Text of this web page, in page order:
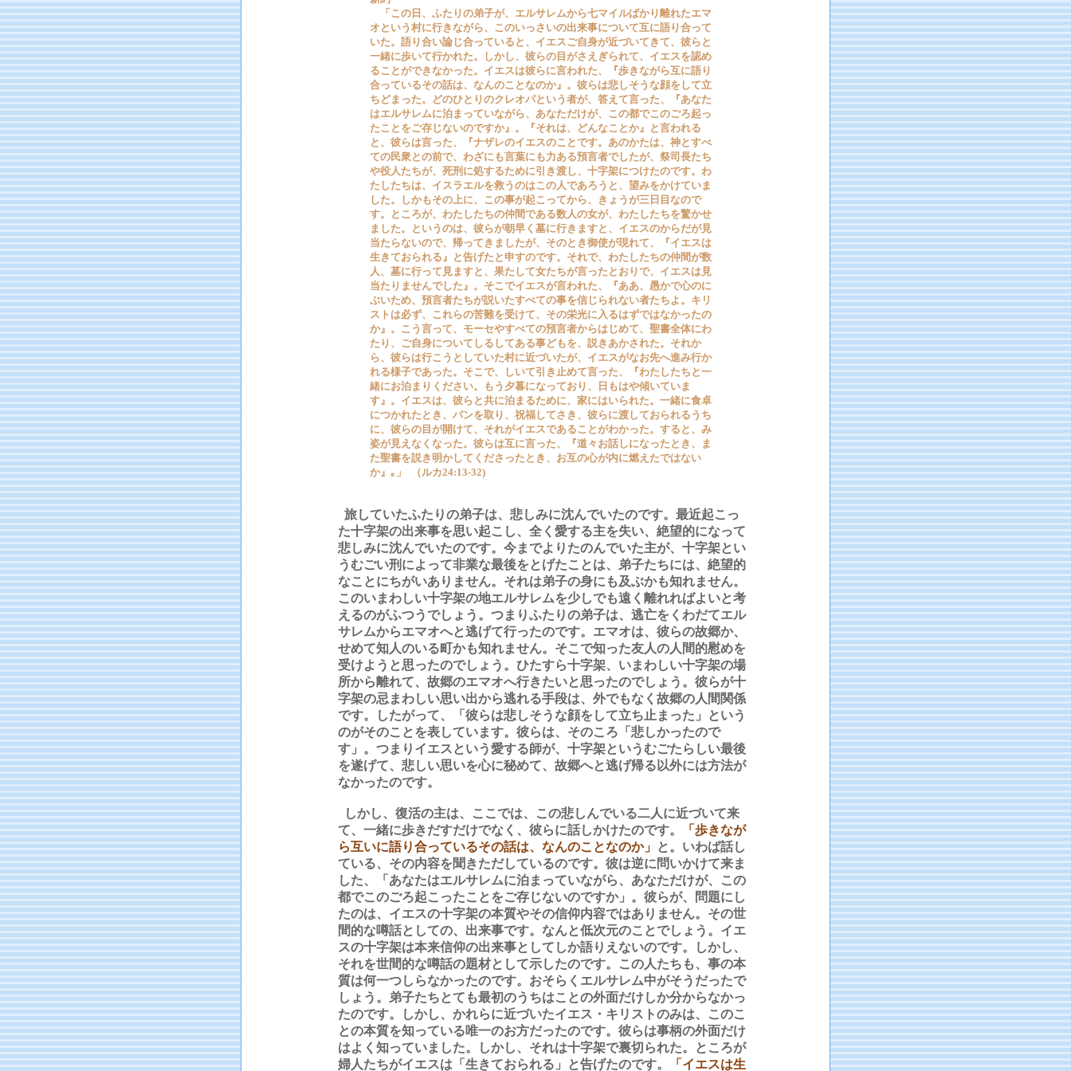
「この日、ふたりの弟子が、エルサレムから七マイルばかり離れたエマ
オという村に行きながら、このいっさいの出来事について互に語り合って
いた。語り合い論じ合っていると、イエスご自身が近づいてきて、彼らと
一緒に歩いて行かれた。しかし、彼らの目がさえぎられて、イエスを認め
ることができなかった。イエスは彼らに言われた、『歩きながら互に語り
合っているその話は、なんのことなのか』。彼らは悲しそうな顔をして立
ちどまった。どのひとりのクレオパという者が、答えて言った、『あなた
はエルサレムに泊まっていながら、あなただけが、この都でこのごろ起っ
たことをご存じないのですか』。『それは、どんなことか』と言われる
と、彼らは言った、『ナザレのイエスのことです。あのかたは、神とすべ
ての民衆との前で、わざにも言葉にも力ある預言者でしたが、祭司長たち
や役人たちが、死刑に処するために引き渡し、十字架につけたのです。わ
たしたちは、イスラエルを救うのはこの人であろうと、望みをかけていま
した。しかもその上に、この事が起こってから、きょうが三日目なので
す。ところが、わたしたちの仲間である数人の女が、わたしたちを驚かせ
ました。というのは、彼らが朝早く墓に行きますと、イエスのからだが見
当たらないので、帰ってきましたが、そのとき御使が現れて、『イエスは
生きておられる』と告げたと申すのです。それで、わたしたちの仲間が数
人、墓に行って見ますと、果たして女たちが言ったとおりで、イエスは見
当たりませんでした』。そこでイエスが言われた、『ああ、愚かで心のに
ぶいため、預言者たちが説いたすべての事を信じられない者たちよ。キリ
ストは必ず、これらの苦難を受けて、その栄光に入るはずではなかったの
か』。こう言って、モーセやすべての預言者からはじめて、聖書全体にわ
たり、ご自身についてしるしてある事どもを、説きあかされた。それか
ら、彼らは行こうとしていた村に近づいたが、イエスがなお先へ進み行か
れる様子であった。そこで、しいて引き止めて言った、『わたしたちと一
緒にお泊まりください。もう夕暮になっており、日もはや傾いていま
す』。イエスは、彼らと共に泊まるために、家にはいられた。一緒に食卓
につかれたとき、パンを取り、祝福してさき、彼らに渡しておられるうち
に、彼らの目が開けて、それがイエスであることがわかった。すると、み
姿が見えなくなった。彼らは互に言った、『道々お話しになったとき、ま
た聖書を説き明かしてくださったとき、お互の心が内に燃えたではない
か』｡」 （ルカ24:13-32)
旅していたふたりの弟子は、悲しみに沈んでいたのです。最近起こっ
た十字架の出来事を思い起こし、全く愛する主を失い、絶望的になって
悲しみに沈んでいたのです。今までよりたのんでいた主が、十字架とい
うむごい刑によって非業な最後をとげたことは、弟子たちには、絶望的
なことにちがいありません。それは弟子の身にも及ぶかも知れません。
このいまわしい十字架の地エルサレムを少しでも遠く離れればよいと考
えるのがふつうでしょう。つまりふたりの弟子は、逃亡をくわだてエル
サレムからエマオへと逃げて行ったのです。エマオは、彼らの故郷か、
せめて知人のいる町かも知れません。そこで知った友人の人間的慰めを
受けようと思ったのでしょう。ひたすら十字架、いまわしい十字架の場
所から離れて、故郷のエマオへ行きたいと思ったのでしょう。彼らが十
字架の忌まわしい思い出から逃れる手段は、外でもなく故郷の人間関係
です。したがって、「彼らは悲しそうな顔をして立ち止まった」という
のがそのことを表しています。彼らは、そのころ「悲しかったので
す」。つまりイエスという愛する師が、十字架というむごたらしい最後
を遂げて、悲しい思いを心に秘めて、故郷へと逃げ帰る以外には方法が
なかったのです。
しかし、復活の主は、ここでは、この悲しんでいる二人に近づいて来
て、一緒に歩きだすだけでなく、彼らに話しかけたのです。
「歩きなが
ら互いに語り合っているその話は、なんのことなのか」 と。いわば話し
ている、その内容を聞きただしているのです。彼は逆に問いかけて来ま
した、「あなたはエルサレムに泊まっていながら、あなただけが、この
都でこのごろ起こったことをご存じないのですか」。彼らが、問題にし
たのは、イエスの十字架の本質やその信仰内容ではありません。その世
間的な噂話としての、出来事です。なんと低次元のことでしょう。イエ
スの十字架は本来信仰の出来事としてしか語りえないのです。しかし、
それを世間的な噂話の題材として示したのです。この人たちも、事の本
質は何一つしらなかったのです。おそらくエルサレム中がそうだったで
しょう。弟子たちとても最初のうちはことの外面だけしか分からなかっ
たのです。しかし、かれらに近づいたイエス・キリストのみは、このこ
との本質を知っている唯一のお方だったのです。彼らは事柄の外面だけ
はよく知っていました。しかし、それは十字架で裏切られた。ところが
婦人たちがイエスは「生きておられる」と告げたのです。
「イエスは生